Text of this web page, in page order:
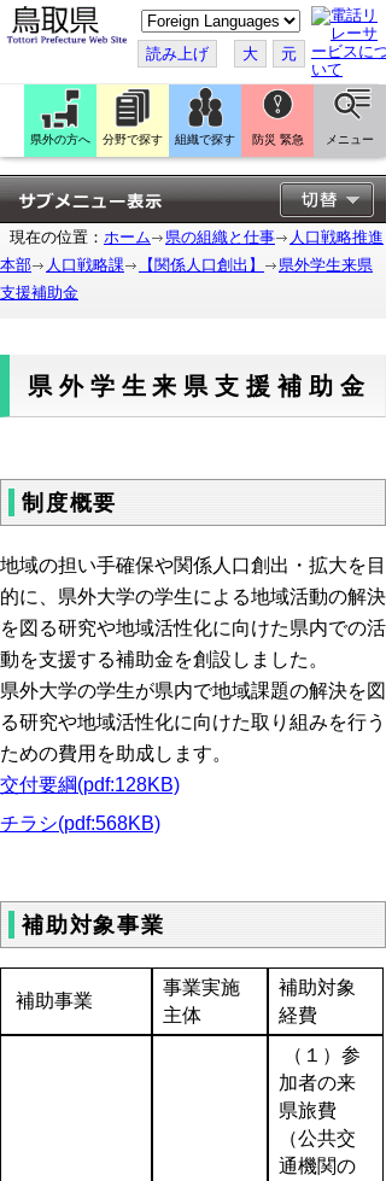
こ
の
ペ
ー
ジ
翻
訳
す
る
読み上げ 大 元
県外の方へ 分野で探す 組織で探す 防災 緊急 メニュー
現在の位置： ホーム 県の組織と仕事
人口戦略推進
本部
人口戦略課 【関係人口創出】
県外学生来県
支援補助金
県外学生来県支援補助金
制度概要
地域の担い手確保や関係人口創出・拡大を目
的に、県外大学の学生による地域活動の解決
を図る研究や地域活性化に向けた県内での活
動を支援する補助金を創設しました。
県外大学の学生が県内で地域課題の解決を図
る研究や地域活性化に向けた取り組みを行う
ための費用を助成します。
交付要綱(pdf:128KB)
チラシ(pdf:568KB)
補助対象事業
補助事業
事業実施
主体
補助対象
経費
（１）参
加者の来
県旅費
（公共交
通機関の